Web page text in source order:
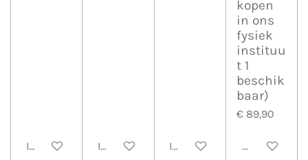
In winkelwagenIn winkelwagenIn winkelwagen
kopen
in ons
fysiek
instituu
t 1
beschik
baar)
€ 89,90
Houd mij op